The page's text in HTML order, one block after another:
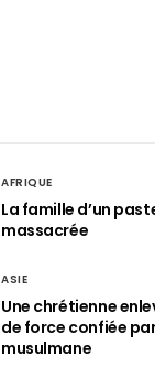
AFRIQUE
La famille d’un
massacrée
ASIE
Une chrétienne
de force confiée
musulmane